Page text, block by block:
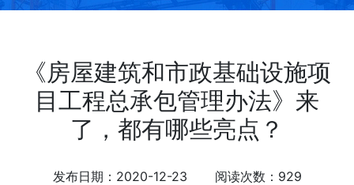
《房屋建筑和市政基础设施项
目工程总承包管理办法》来
了，都有哪些亮点？
发布日期：2020-12-23 阅读次数：929